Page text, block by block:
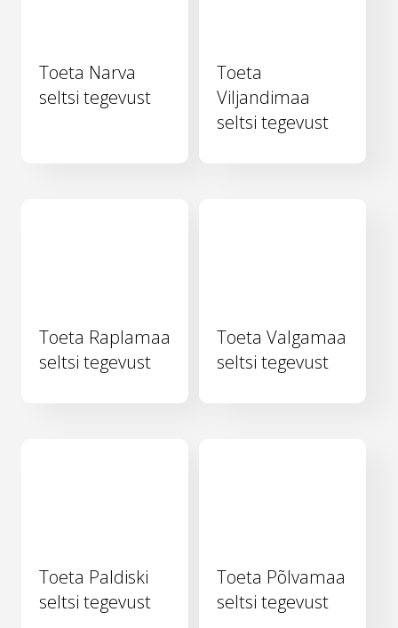
Toeta Narva
seltsi tegevust
Toeta
Viljandimaa
seltsi tegevust
Toeta Raplamaa
seltsi tegevust
Toeta Valgamaa
seltsi tegevust
Toeta Paldiski
seltsi tegevust
Toeta Põlvamaa
seltsi tegevust